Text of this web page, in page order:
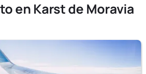
en Karst de Moravia